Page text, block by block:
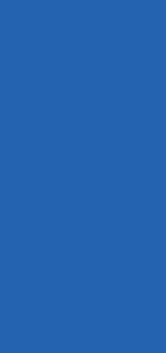
öffentliche